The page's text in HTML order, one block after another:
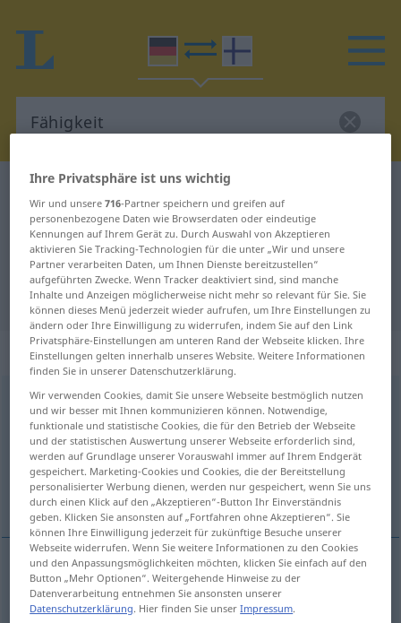
Deutsch-Finnisch Wörterbuch
Deutsch-Finnisch Übersetzung für
"Fähigkeit"
"Fähigkeit" Finnisch Übersetzung
„Fähigkeit“: weiblich
Fähigkeitf
Übersicht aller Übersetzungen
(Für mehr Details die Übersetzung anklicken/antippen)
kyky, taito
kyky,taito Fähigkeit
Ihre Privatsphäre ist uns wichtig
Wir und unsere716-Partner speichern und greifen auf
personenbezogene Daten wie Browserdaten oder eindeutige
Kennungen auf Ihrem Gerät zu. Durch Auswahl von Akzeptieren
aktivieren Sie Tracking-Technologien für die unter „Wir und unsere
Partner verarbeiten Daten, um Ihnen Dienste bereitzustellen“
aufgeführten Zwecke. Wenn Tracker deaktiviert sind, sind manche
Inhalte und Anzeigen möglicherweise nicht mehr so relevant für Sie. Sie
können dieses Menü jederzeit wieder aufrufen, um Ihre Einstellungen zu
ändern oder Ihre Einwilligung zu widerrufen, indem Sie auf den Link
Privatsphäre-Einstellungen am unteren Rand der Webseite klicken. Ihre
Einstellungen gelten innerhalb unseres Website. Weitere Informationen
finden Sie in unserer Datenschutzerklärung.
Wir verwenden Cookies, damit Sie unsere Webseite bestmöglich nutzen
und wir besser mit Ihnen kommunizieren können. Notwendige,
funktionale und statistische Cookies, die für den Betrieb der Webseite
und der statistischen Auswertung unserer Webseite erforderlich sind,
werden auf Grundlage unserer Vorauswahl immer auf Ihrem Endgerät
gespeichert. Marketing-Cookies und Cookies, die der Bereitstellung
personalisierter Werbung dienen, werden nur gespeichert, wenn Sie uns
durch einen Klick auf den „Akzeptieren“-Button Ihr Einverständnis
geben. Klicken Sie ansonsten auf „Fortfahren ohne Akzeptieren“. Sie
können Ihre Einwilligung jederzeit für zukünftige Besuche unserer
Webseite widerrufen. Wenn Sie weitere Informationen zu den Cookies
und den Anpassungsmöglichkeiten möchten, klicken Sie einfach auf den
Button „Mehr Optionen“. Weitergehende Hinweise zu der
Datenverarbeitung entnehmen Sie ansonsten unserer
Datenschutzerklärung. Hier finden Sie unserImpressum.